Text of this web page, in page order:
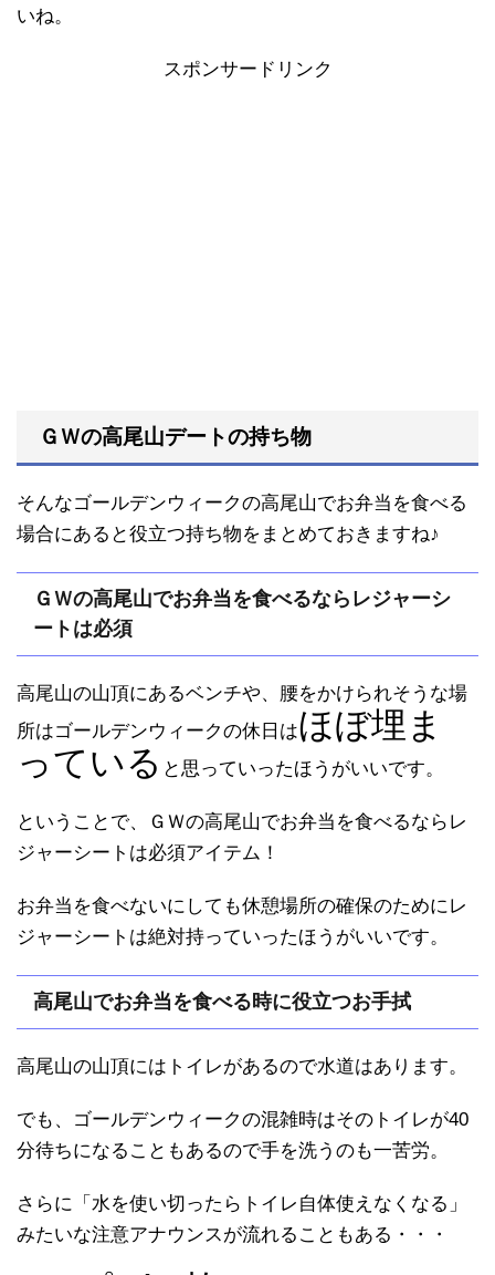
いね。
スポンサードリンク
ＧＷの高尾山デートの持ち物
そんなゴールデンウィークの高尾山でお弁当を食べる
場合にあると役立つ持ち物をまとめておきますね♪
ＧＷの高尾山でお弁当を食べるならレジャーシ
ートは必須
高尾山の山頂にあるベンチや、腰をかけられそうな場
所はゴールデンウィークの休日はほぼ埋ま
っている と思っていったほうがいいです。
ということで、ＧＷの高尾山でお弁当を食べるならレ
ジャーシートは必須アイテム！
お弁当を食べないにしても休憩場所の確保のためにレ
ジャーシートは絶対持っていったほうがいいです。
高尾山でお弁当を食べる時に役立つお手拭
高尾山の山頂にはトイレがあるので水道はあります。
でも、ゴールデンウィークの混雑時はそのトイレが40
分待ちになることもあるので手を洗うのも一苦労。
さらに「水を使い切ったらトイレ自体使えなくなる」
みたいな注意アナウンスが流れることもある・・・